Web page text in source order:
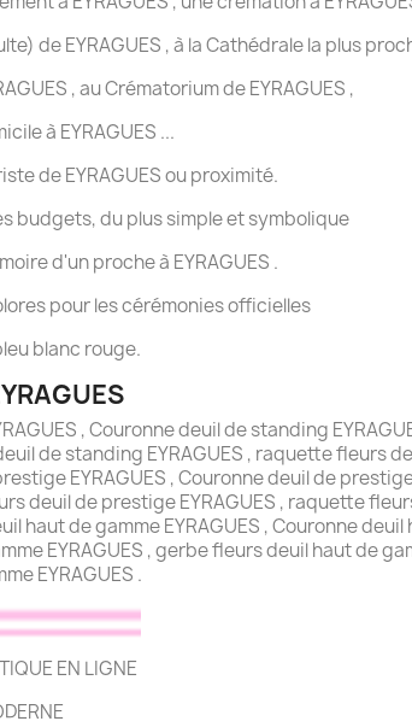
de EYRAGUES , à la Cathédrale la plus
, au Crématorium de EYRAGUES ,
à EYRAGUES ...
de EYRAGUES ou proximité.
budgets, du plus simple et symbolique
d'un proche à EYRAGUES .
pour les cérémonies officielles
blanc rouge.
, Couronne deuil de standing
de standing EYRAGUES , raquette fleurs
EYRAGUES , Couronne deuil de
deuil de prestige EYRAGUES , raquette
haut de gamme EYRAGUES , Couronne
EYRAGUES , gerbe fleurs deuil haut de
EYRAGUES .
EN LIGNE